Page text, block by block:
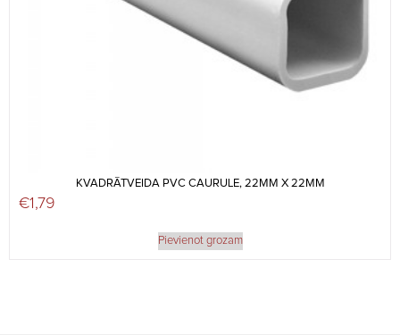
KVADRĀTVEIDA PVC CAURULE, 22MM X 22MM
€1,79
Pievienot grozam